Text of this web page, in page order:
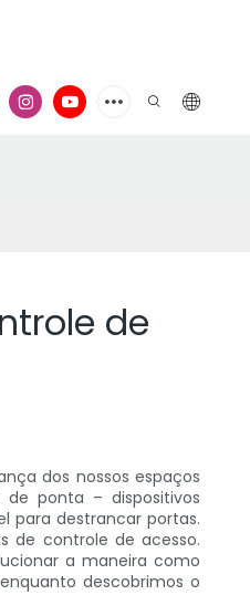
de
dos nossos espaços
ponta – dispositivos
para destrancar portas.
de controle de acesso.
a maneira como
descobrimos o